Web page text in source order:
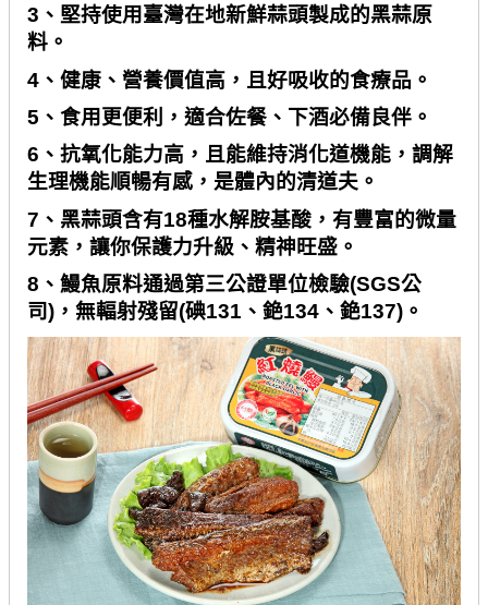
3 、堅持使用臺灣在地新鮮蒜頭製成的黑蒜原
料。
4 、健康、營養價值高，且好吸收的食療品。
5 、食用更便利，適合佐餐、下酒必備良伴。
6 、抗氧化能力高，且能維持消化道機能，調解
生理機能順暢有感，是體內的清道夫。
7 、黑蒜頭含有18種水解胺基酸，有豐富的微量
元素，讓你保護力升級、精神旺盛。
8 、鰻魚原料通過第三公證單位檢驗(SGS公
司) ，無輻射殘留(碘131 、銫134 、銫137) 。